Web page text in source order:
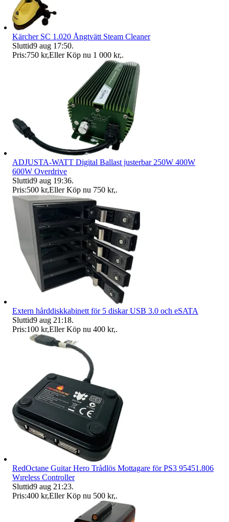
Kärcher SC 1.020 Ångtvätt Steam Cleaner
Sluttid9 aug 17:50.
Pris:750 kr,Eller Köp nu 1 000 kr,.
ADJUSTA-WATT Digital Ballast justerbar 250W 400W
600W Overdrive
Sluttid9 aug 19:36.
Pris:500 kr,Eller Köp nu 750 kr,.
Extern hårddiskkabinett för 5 diskar USB 3.0 och eSATA
Sluttid9 aug 21:18.
Pris:100 kr,Eller Köp nu 400 kr,.
RedOctane Guitar Hero Trådlös Mottagare för PS3 95451.806
Wıreless Controller
Sluttid9 aug 21:23.
Pris:400 kr,Eller Köp nu 500 kr,.